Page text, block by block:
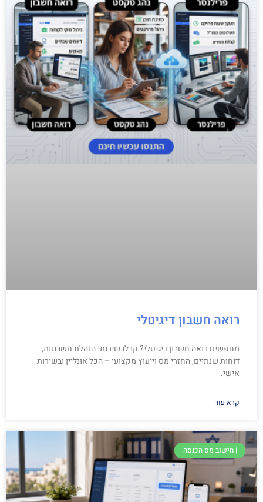
רואה חשבון דיגיטלי
מחפשים רואה חשבון דיגיטלי? קבלו שירותי הנהלת חשבונות,
דוחות שנתיים, החזרי מס וייעוץ מקצועי – הכל אונליין ובשירות
אישי.
קרא עוד
| חישוב מס הכנסה